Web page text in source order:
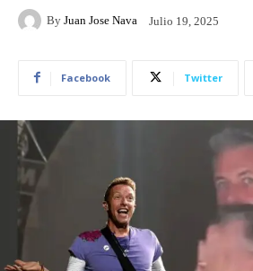
By Juan Jose Nava Julio 19, 2025
Facebook Twitter